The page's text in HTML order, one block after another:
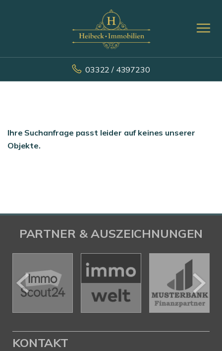
03322 / 4397230
Ihre Suchanfrage passt leider auf keines unserer
Objekte.
PARTNER & AUSZEICHNUNGEN
KONTAKT